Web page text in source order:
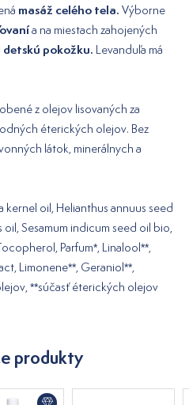
masáž celého tela. Výborne
a na miestach zahojených
pokožku. Levanduľa má
z olejov lisovaných za
éterických olejov. Bez
látok, minerálnych a
kernel oil, Helianthus annuus seed
Sesamum indicum seed oil bio,
Parfum*, Linalool**,
Limonene**, Geraniol**,
**súčasť éterických olejov
produkty